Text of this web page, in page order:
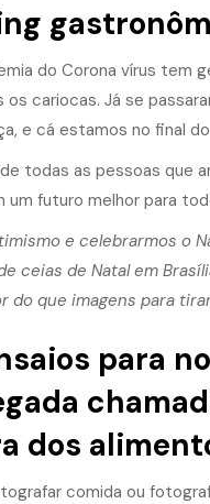
do Corona vírus tem
cariocas. Já se
e cá estamos no final
todas as pessoas que
um futuro melhor para
e celebrarmos o
ceias de Natal em
do que imagens para
para
dos
comida ou